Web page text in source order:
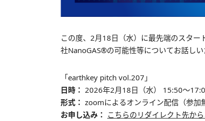
この度、2月18日（水）に最先端のスタ
社NanoGAS®の可能性等についてお話しい
「earthkey pitch vol.207」
日時： 2026年2月18日（水） 15:50〜
形式： zoomによるオンライン配信（参加
お申し込み： こちらのリダイレクト先か